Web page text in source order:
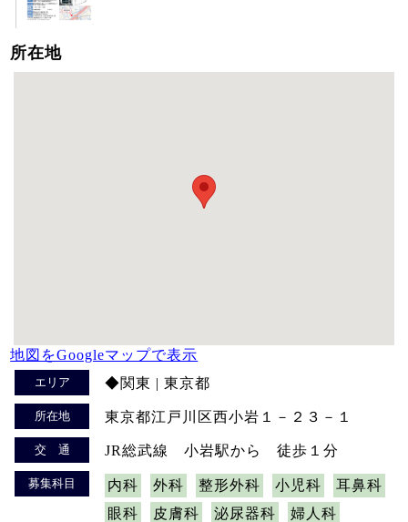
所在地
地図をGoogleマップで表示
エリア ◆関東 | 東京都
所在地 東京都江戸川区西小岩１－２３－１
交 通 JR総武線 小岩駅から 徒歩１分
募集科目 内科 外科 整形外科 小児科
耳鼻科
眼科
皮膚科 泌尿器科
婦人科